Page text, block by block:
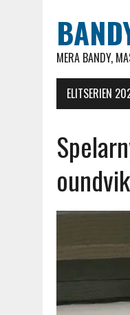
MERA BANDY,
ELITSERIEN